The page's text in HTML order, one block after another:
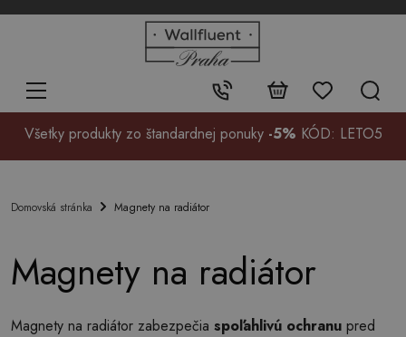
Kontakt:
+48
99
Všetky produkty zo štandardnej ponuky -5% KÓD: LETO5
Domovská stránka Magnety na radiátor
Magnety na radiátor
Magnety na radiátor zabezpečia spoľahlivú ochranu pred